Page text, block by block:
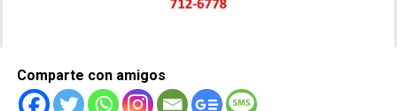
Comparte con amigos